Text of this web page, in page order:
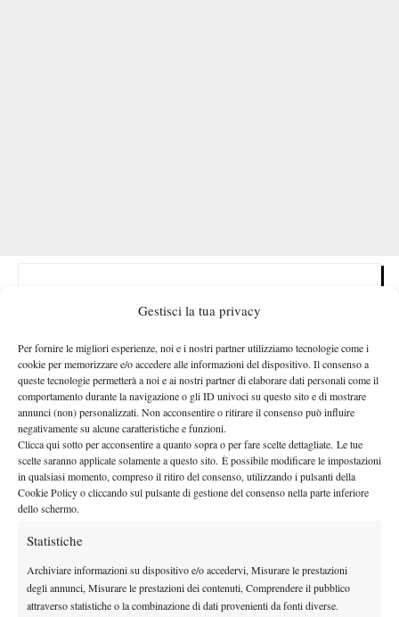
Gestisci la tua privacy
Per fornire le migliori esperienze, noi e i nostri partner utilizziamo tecnologie come i
cookie per memorizzare e/o accedere alle informazioni del dispositivo. Il consenso a
queste tecnologie permetterà a noi e ai nostri partner di elaborare dati personali come il
comportamento durante la navigazione o gli ID univoci su questo sito e di mostrare
annunci (non) personalizzati. Non acconsentire o ritirare il consenso può influire
negativamente su alcune caratteristiche e funzioni.
Clicca qui sotto per acconsentire a quanto sopra o per fare scelte dettagliate. Le tue
scelte saranno applicate solamente a questo sito. È possibile modificare le impostazioni
in qualsiasi momento, compreso il ritiro del consenso, utilizzando i pulsanti della
Cookie Policy o cliccando sul pulsante di gestione del consenso nella parte inferiore
dello schermo.
Statistiche
Archiviare informazioni su dispositivo e/o accedervi, Misurare le prestazioni
degli annunci, Misurare le prestazioni dei contenuti, Comprendere il pubblico
attraverso statistiche o la combinazione di dati provenienti da fonti diverse.
WTA Finals
Prossimo turno
In proiezione della sua prossima avversaria,Alexandra Eala,
l’azzurra si è espressa riguardo le sue potenzialità e pericolosità,
in particolare su questa superficie: “Non guardo il tabellone ma
so che giocherò contro Eala. Ho visto un po’ l’ultima partita,
giocatrice molto pericolosa.L’ho già incontrata a Dubai
quest’anno, vedremo come preparare la partita“. Una questione